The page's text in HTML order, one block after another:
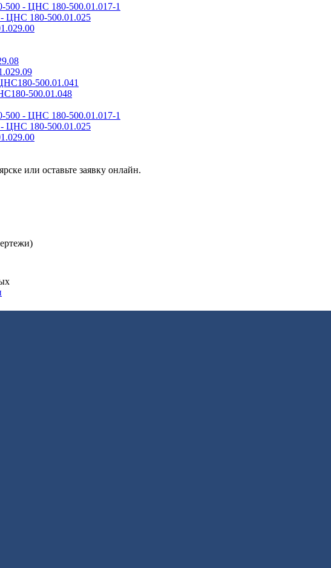
500 - ЦНС 180-500.01.017-1
ЦНС 180-500.01.025
500.01.041
500.01.048
500 - ЦНС 180-500.01.017-1
ЦНС 180-500.01.025
или оставьте заявку онлайн.